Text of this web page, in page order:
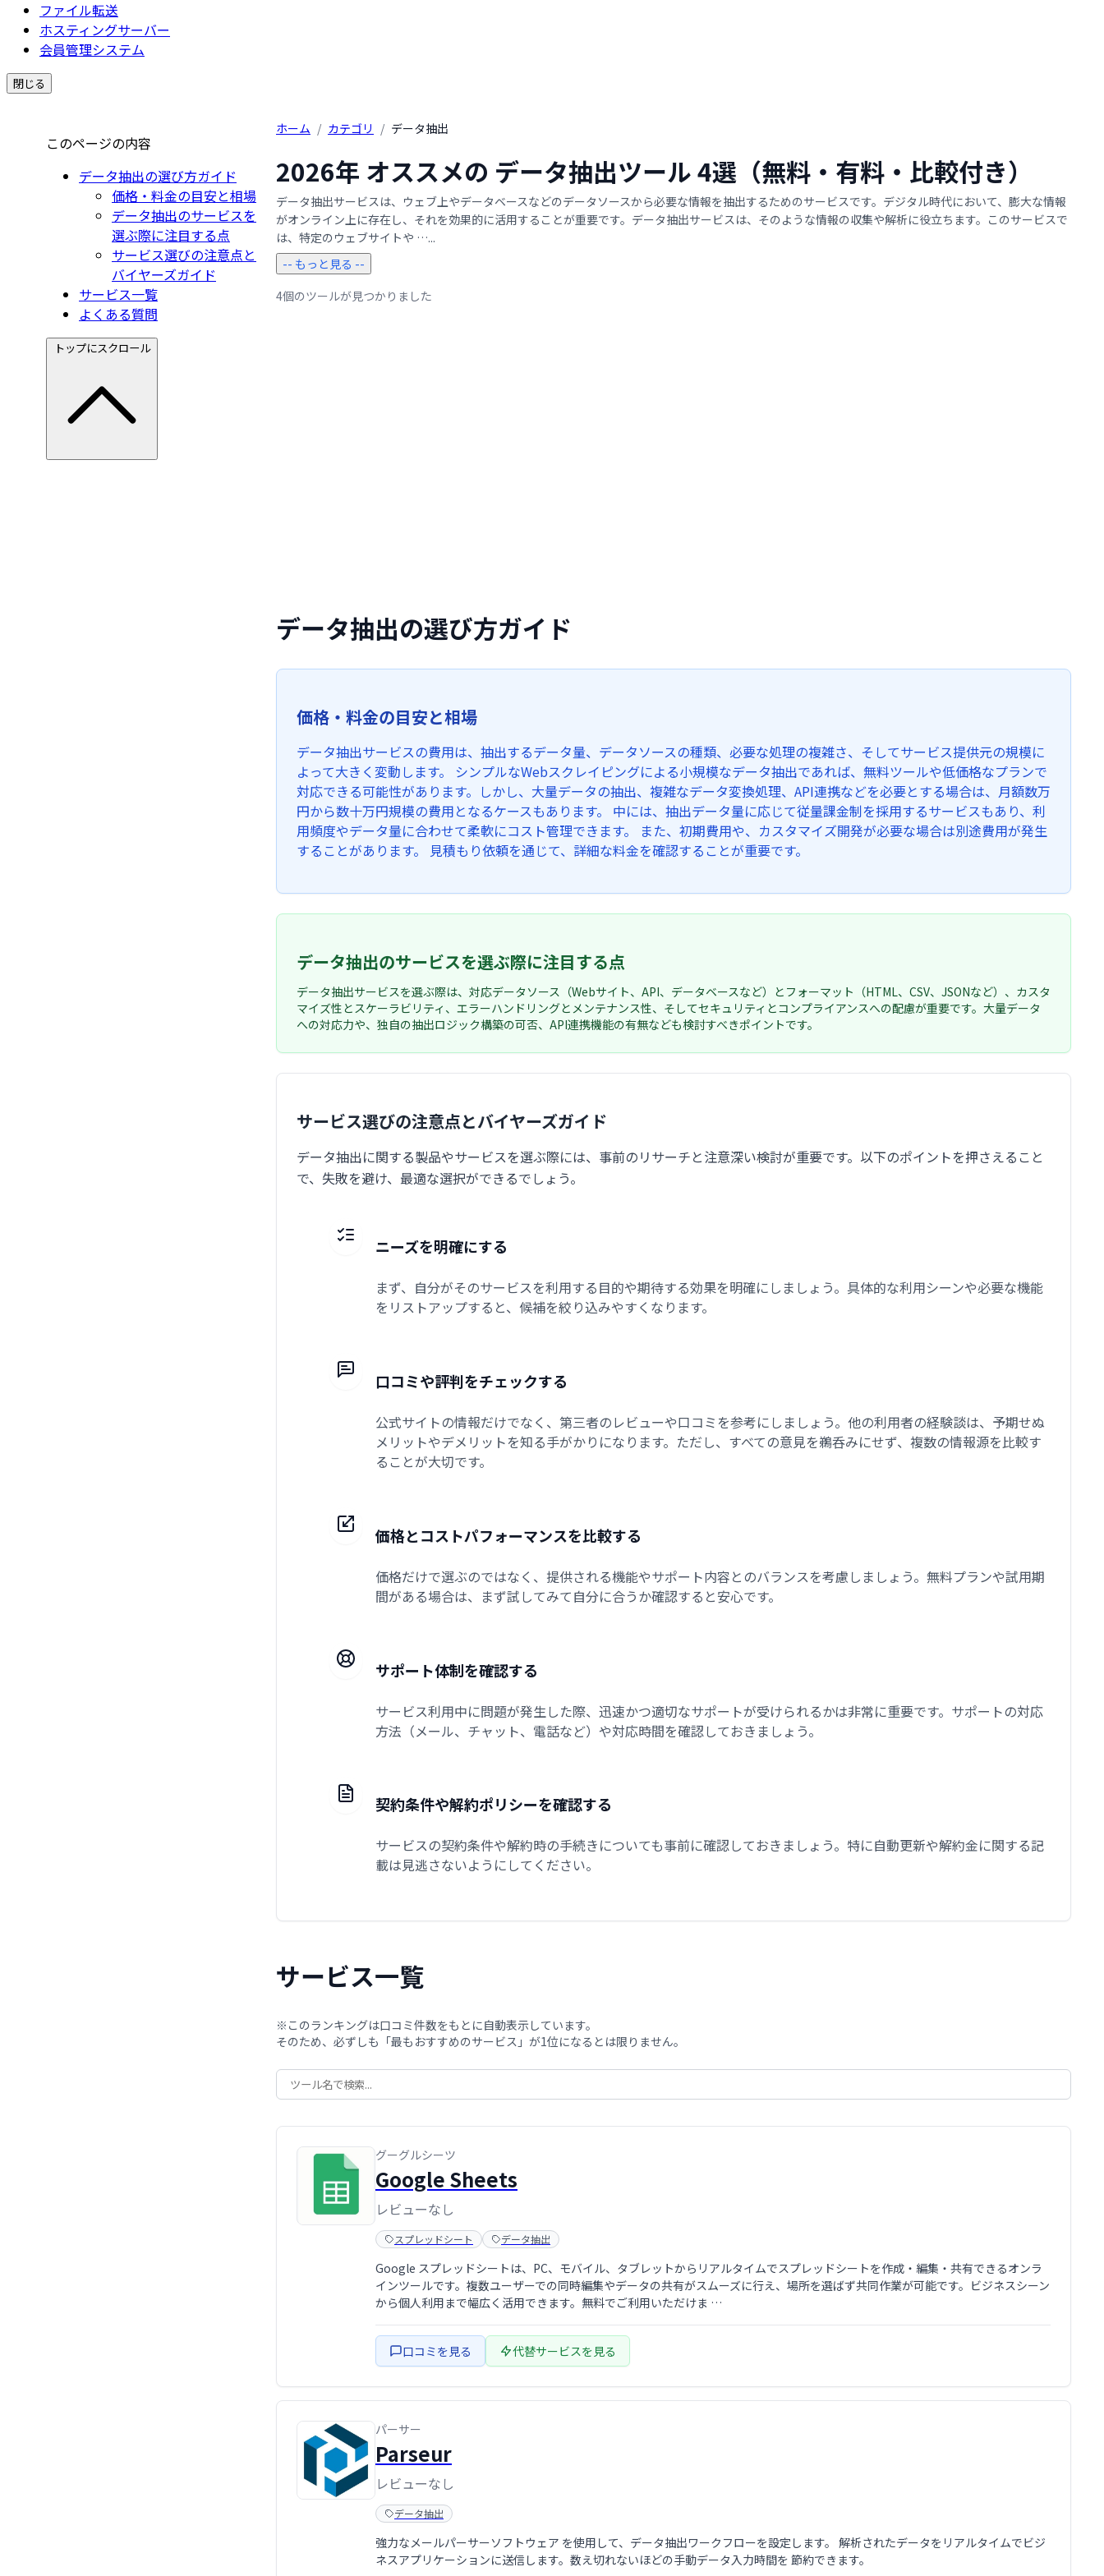
ファイル転送
ホスティングサーバー
会員管理システム
閉じる
このページの内容
データ抽出の選び方ガイド
価格・料金の目安と相場
データ抽出のサービスを
選ぶ際に注目する点
サービス選びの注意点と
バイヤーズガイド
サービス一覧
よくある質問
トップにスクロール
ホーム / カテゴリ / データ抽出
2026年 オススメの データ抽出ツール 4選（無料・有料・比較付き）
データ抽出サービスは、ウェブ上やデータベースなどのデータソースから必要な情報を抽出するためのサービスです。デジタル時代において、膨大な情報
がオンライン上に存在し、それを効果的に活用することが重要です。データ抽出サービスは、そのような情報の収集や解析に役立ちます。このサービスで
は、特定のウェブサイトや …...
-- もっと見る --
4個のツールが見つかりました
データ抽出の選び方ガイド
価格・料金の目安と相場
データ抽出サービスの費用は、抽出するデータ量、データソースの種類、必要な処理の複雑さ、そしてサービス提供元の規模に
よって大きく変動します。 シンプルなWebスクレイピングによる小規模なデータ抽出であれば、無料ツールや低価格なプランで
対応できる可能性があります。しかし、大量データの抽出、複雑なデータ変換処理、API連携などを必要とする場合は、月額数万
円から数十万円規模の費用となるケースもあります。 中には、抽出データ量に応じて従量課金制を採用するサービスもあり、利
用頻度やデータ量に合わせて柔軟にコスト管理できます。 また、初期費用や、カスタマイズ開発が必要な場合は別途費用が発生
することがあります。 見積もり依頼を通じて、詳細な料金を確認することが重要です。
データ抽出のサービスを選ぶ際に注目する点
データ抽出サービスを選ぶ際は、対応データソース（Webサイト、API、データベースなど）とフォーマット（HTML、CSV、JSONなど）、カスタ
マイズ性とスケーラビリティ、エラーハンドリングとメンテナンス性、そしてセキュリティとコンプライアンスへの配慮が重要です。大量データ
への対応力や、独自の抽出ロジック構築の可否、API連携機能の有無なども検討すべきポイントです。
サービス選びの注意点とバイヤーズガイド
データ抽出に関する製品やサービスを選ぶ際には、事前のリサーチと注意深い検討が重要です。以下のポイントを押さえること
で、失敗を避け、最適な選択ができるでしょう。
ニーズを明確にする
まず、自分がそのサービスを利用する目的や期待する効果を明確にしましょう。具体的な利用シーンや必要な機能
をリストアップすると、候補を絞り込みやすくなります。
口コミや評判をチェックする
公式サイトの情報だけでなく、第三者のレビューや口コミを参考にしましょう。他の利用者の経験談は、予期せぬ
メリットやデメリットを知る手がかりになります。ただし、すべての意見を鵜呑みにせず、複数の情報源を比較す
ることが大切です。
価格とコストパフォーマンスを比較する
価格だけで選ぶのではなく、提供される機能やサポート内容とのバランスを考慮しましょう。無料プランや試用期
間がある場合は、まず試してみて自分に合うか確認すると安心です。
サポート体制を確認する
サービス利用中に問題が発生した際、迅速かつ適切なサポートが受けられるかは非常に重要です。サポートの対応
方法（メール、チャット、電話など）や対応時間を確認しておきましょう。
契約条件や解約ポリシーを確認する
サービスの契約条件や解約時の手続きについても事前に確認しておきましょう。特に自動更新や解約金に関する記
載は見逃さないようにしてください。
サービス一覧
※このランキングは口コミ件数をもとに自動表示しています。
そのため、必ずしも「最もおすすめのサービス」が1位になるとは限りません。
グーグルシーツ
Google Sheets
レビューなし
スプレッドシート データ抽出
Google スプレッドシートは、PC、モバイル、タブレットからリアルタイムでスプレッドシートを作成・編集・共有できるオンラ
インツールです。複数ユーザーでの同時編集やデータの共有がスムーズに行え、場所を選ばず共同作業が可能です。ビジネスシーン
から個人利用まで幅広く活用できます。無料でご利用いただけま …
口コミを見る 代替サービスを見る
パーサー
Parseur
レビューなし
データ抽出
強力なメールパーサーソフトウェア を使用して、データ抽出ワークフローを設定します。 解析されたデータをリアルタイムでビジ
ネスアプリケーションに送信します。数え切れないほどの手動データ入力時間を 節約できます。